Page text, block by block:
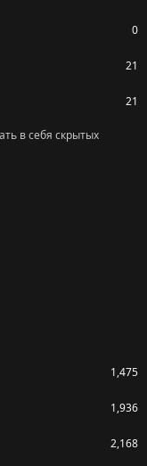
0
21
21
в себя скрытых
1,475
1,936
2,168